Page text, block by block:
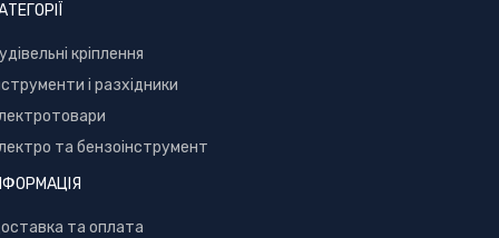
івельні кріплення
і разхідники
та бензоінструмент
та оплата